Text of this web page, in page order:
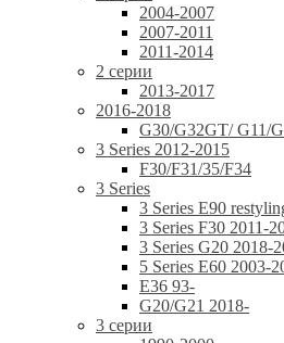
2004-2007
2007-2011
2011-2014
2 серии
2013-2017
2016-2018
G30/G32GT/ G11/
3 Series 2012-2015
F30/F31/35/F34
3 Series
3 Series E90
3 Series F30 2011-
3 Series G20 2018-
5 Series E60 2003-
E36 93-
G20/G21 2018-
3 серии